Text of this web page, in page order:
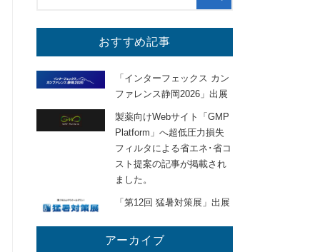
おすすめ記事
「インターフェックス カン
ファレンス静岡2026」出展
製薬向けWebサイト「GMP
Platform」へ超低圧力損失
フィルタによる省エネ･省コ
スト提案の記事が掲載され
ました。
「第12回 猛暑対策展」出展
アーカイブ